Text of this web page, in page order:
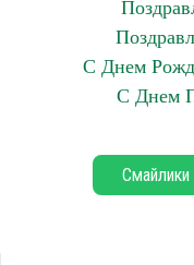
С Днем
С Днем
Смайлики